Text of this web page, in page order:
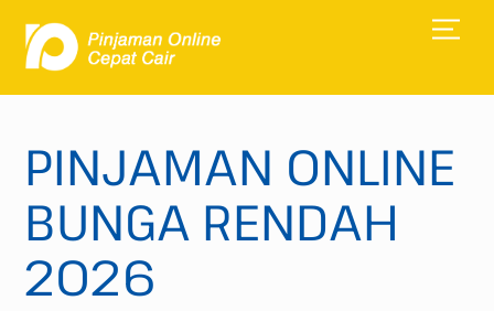
content
PINJAMAN ONLINE
BUNGA RENDAH
2026